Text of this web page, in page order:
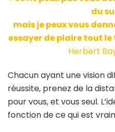
du
mais je peux vous
essayer de plaire tout
Herbert
Chacun ayant une vision
réussite, prenez de la
pour vous, et vous seul.
fonction de ce qui est